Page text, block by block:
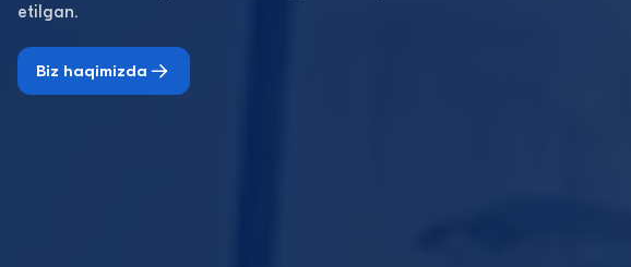
etilgan.
Biz haqimizda